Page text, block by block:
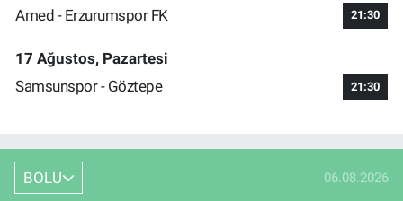
Amed - Erzurumspor FK 21:30
17 Ağustos, Pazartesi
Samsunspor - Göztepe
21:30
BOLU 06.08.2026